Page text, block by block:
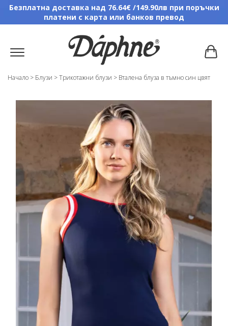
Безплатна доставка над 76.64€ /149.90лв при поръчки
платени с карта или банков превод
Начало > Блузи >Трикотажни блузи > Вталена блуза в тъмно син цвят